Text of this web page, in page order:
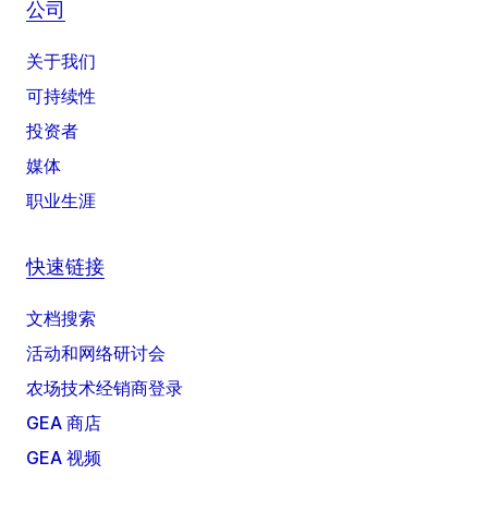
公司
关于我们
可持续性
投资者
媒体
职业生涯
快速链接
文档搜索
活动和网络研讨会
农场技术经销商登录
GEA 商店
GEA 视频